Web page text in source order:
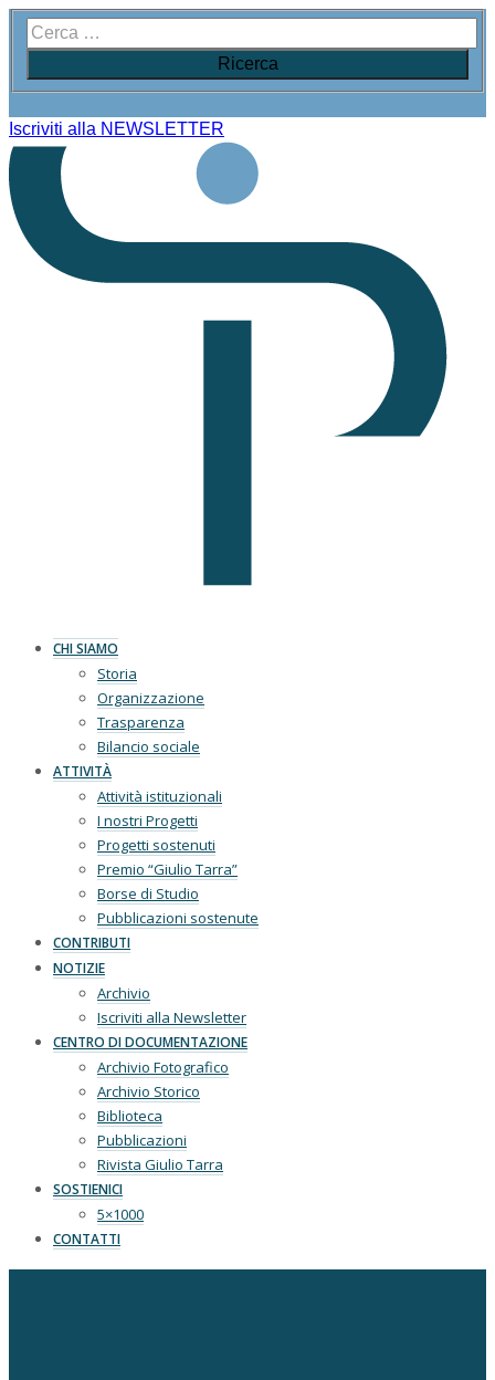
Iscriviti alla NEWSLETTER
CHI SIAMO
Storia
Organizzazione
Trasparenza
Bilancio sociale
ATTIVITÀ
Attività istituzionali
I nostri Progetti
Progetti sostenuti
Premio “Giulio Tarra”
Borse di Studio
Pubblicazioni sostenute
CONTRIBUTI
NOTIZIE
Archivio
Iscriviti alla Newsletter
CENTRO DI DOCUMENTAZIONE
Archivio Fotografico
Archivio Storico
Biblioteca
Pubblicazioni
Rivista Giulio Tarra
SOSTIENICI
5×1000
CONTATTI